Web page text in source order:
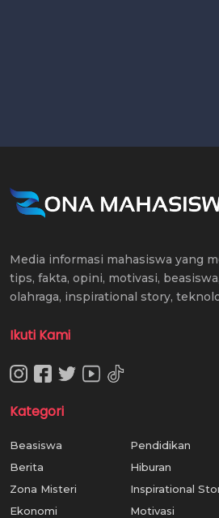
Media informasi mahasiswa yang
tips, fakta, opini, motivasi,
olahraga, inspirational story,
Ikuti Kami
Kategori
Beasiswa
Berita
Zona Misteri
Ekonomi
Pendidikan
Hiburan
Inspirational
Motivasi